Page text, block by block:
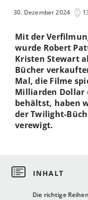
30. Dezember 2024
Die richtige
Mit der
wurde Robert
Kristen Stewart
Bücher
Mal, die Filme
Milliarden Dollar
behältst, haben
der Twilight-
verewigt.